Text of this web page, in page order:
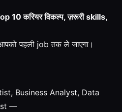
10 करियर विकल्प, ज़रूरी skills,
पहली job तक ले जाएगा।
Business Analyst, Data
—